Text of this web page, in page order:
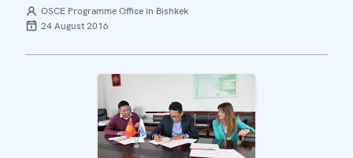
OSCE Programme Office in Bishkek
24 August 2016